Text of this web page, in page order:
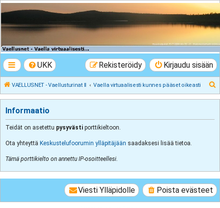
VAELLUSNET -
Vaellusturinat II
UKK Kirjaudu sisään
Rekisteröidy
VAELLUSNET - Vaellusturinat II Vaella virtuaalisesti kunnes pääset oikeasti
Informaatio
Teidät on asetettu pysyvästi porttikieltoon.
Ota yhteyttä Keskustelufoorumin ylläpitäjään saadaksesi lisää tietoa.
Tämä porttikielto on annettu IP-osoitteellesi.
Poista evästeet
Viesti Ylläpidolle